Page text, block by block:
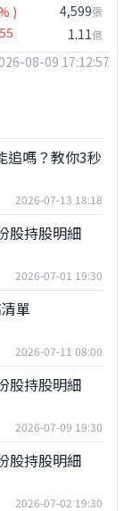
) 4,599張
1.11億
08-09 17:12:57
追嗎？教你3秒
2026-07-13 18:18
股持股明細
2026-07-01 19:30
單
2026-07-11 08:00
股持股明細
2026-07-09 19:30
股持股明細
2026-07-02 19:30